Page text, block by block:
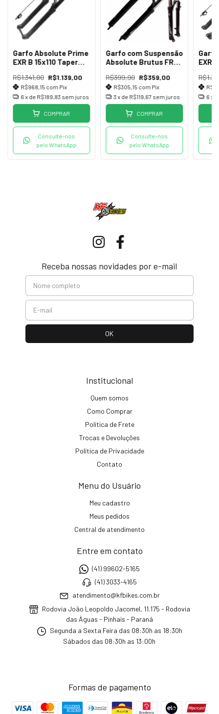
Garfo Absolute Prime
EXR B 15x110 Taper
Ar/Trava/Ret 2.160Kg
R$1.341,00 R$1.139,00
R$968,15 com Pix
6x de R$189,83 sem juros
COMPRAR
Consulte-nos
pelo WhatsApp
Garfo com Suspensão
Absolute Brutus FR
R$399,90 R$359,00
R$305,15 com Pix
3x de R$119,67 sem juros
COMPRAR
Consulte-nos
pelo WhatsApp
EXR
6 x
Receba nossas novidades por e-mail
Institucional
Quem somos
Como Comprar
Política de Frete
Trocas e Devoluções
Política de Privacidade
Contato
Menu do Usuário
Meu cadastro
Meus pedidos
Central de atendimento
Entre em contato
(41) 99602-5165
(41) 3033-4165
atendimento@kfbikes.com.br
Rodovia João Leopoldo Jacomel, 11.175 - Rodovia
das Águas - Pinhais - Paraná
Segunda a Sexta Feira das 08:30h as 18:30h
Sábados das 08:30h as 13:00h
Formas de pagamento